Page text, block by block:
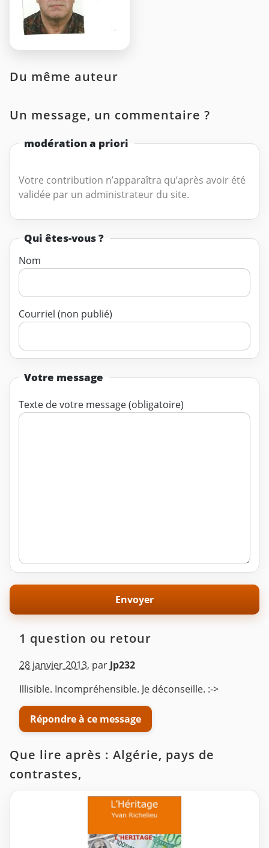
Du même auteur
Un message, un commentaire ?
modération a priori
Votre contribution n’apparaîtra qu’après avoir été
validée par un administrateur du site.
Qui êtes-vous ?
Nom
Courriel (non publié)
Votre message
Texte de votre message (obligatoire)
1 question ou retour
28 janvier 2013, par Jp232
Illisible. Incompréhensible. Je déconseille. :->
Répondre à ce message
Que lire après : Algérie, pays de
contrastes,